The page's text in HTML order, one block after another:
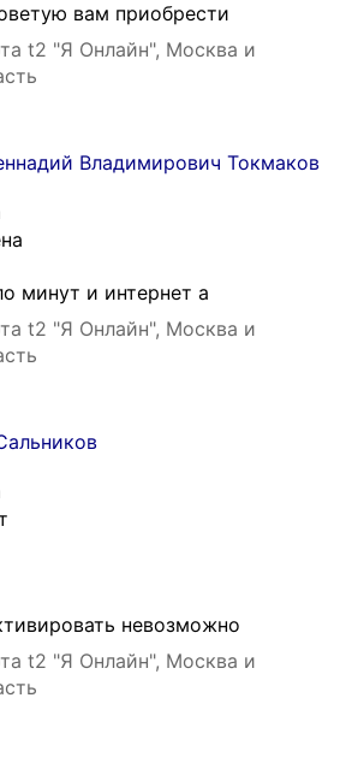
вам приобрести
t2 "Я Онлайн", Москва и
Владимирович Токмаков
минут и интернет а
t2 "Я Онлайн", Москва и
невозможно
t2 "Я Онлайн", Москва и